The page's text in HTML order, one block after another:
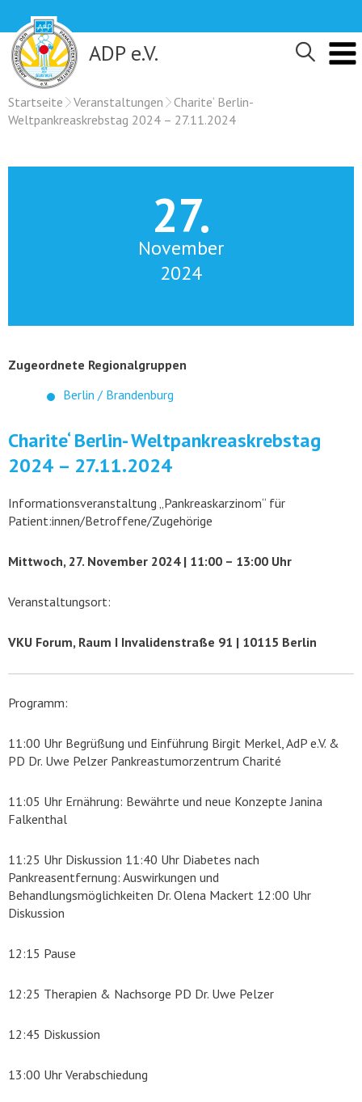
content
ADP e.V.
Startseite Veranstaltungen
Charite‘ Berlin-
Weltpankreaskrebstag 2024 – 27.11.2024
27.
November
2024
Zugeordnete Regionalgruppen
Berlin / Brandenburg
Charite‘ Berlin- Weltpankreaskrebstag
2024 – 27.11.2024
Informationsveranstaltung „Pankreaskarzinom“ für
Patient:innen/Betroffene/Zugehörige
Mittwoch, 27. November 2024 | 11:00 – 13:00 Uhr
Veranstaltungsort:
VKU Forum, Raum I Invalidenstraße 91 | 10115 Berlin
Programm:
11:00 Uhr Begrüßung und Einführung Birgit Merkel, AdP e.V. &
PD Dr. Uwe Pelzer Pankreastumorzentrum Charité
11:05 Uhr Ernährung: Bewährte und neue Konzepte Janina
Falkenthal
11:25 Uhr Diskussion 11:40 Uhr Diabetes nach
Pankreasentfernung: Auswirkungen und
Behandlungsmöglichkeiten Dr. Olena Mackert 12:00 Uhr
Diskussion
12:15 Pause
12:25 Therapien & Nachsorge PD Dr. Uwe Pelzer
12:45 Diskussion
13:00 Uhr Verabschiedung